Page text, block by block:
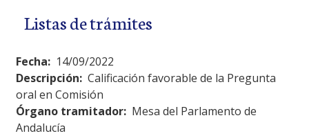
Listas de trámites
Fecha: 14/09/2022
Descripción: Calificación favorable de la Pregunta
oral en Comisión
Órgano tramitador: Mesa del Parlamento de
Andalucía